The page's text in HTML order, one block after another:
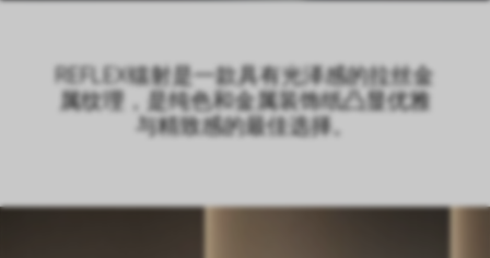
SHAPING SURFACES
EN IT DE
REFLEX镭射是一款具有光泽感的拉丝金
属纹理，是纯色和金属装饰纸凸显优雅
与精致感的最佳选择。